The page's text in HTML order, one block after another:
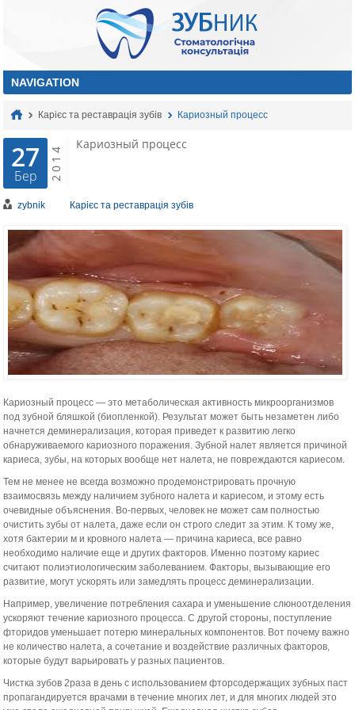
Карієс та реставрація зубів Кариозный процесс
27
Бер 2014 Кариозный процесс
zybnik Карієс та реставрація зубів
Кариозный процесс — это метаболическая активность микроорганизмов
под зубной бляшкой (биопленкой). Результат может быть незаметен либо
начнется деминерализация, которая приведет к развитию легко
обнаруживаемого кариозного поражения. Зубной налет является причиной
кариеса, зубы, на которых вообще нет налета, не повреждаются кариесом.
Тем не менее не всегда возможно продемонстрировать прочную
взаимосвязь между наличием зубного налета и кариесом, и этому есть
очевидные объяснения. Во-первых, человек не может сам полностью
очистить зубы от налета, даже если он строго следит за этим. К тому же,
хотя бактерии м и кровного налета — причина кариеса, все равно
необходимо наличие еще и других факторов. Именно поэтому кариес
считают полиэтиологическим заболеванием. Факторы, вызывающие его
развитие, могут ускорять или замедлять процесс деминерализации.
Например, увеличение потребления сахара и уменьшение слюноотделения
ускоряют течение кариозного процесса. С другой стороны, поступление
фторидов уменьшает потерю минеральных компонентов. Вот почему важно
не количество налета, а сочетание и воздействие различных факторов,
которые будут варьировать у разных пациентов.
Чистка зубов 2раза в день с использованием фторсодержащих зубных паст
пропагандируется врачами в течение многих лет, и для многих людей это